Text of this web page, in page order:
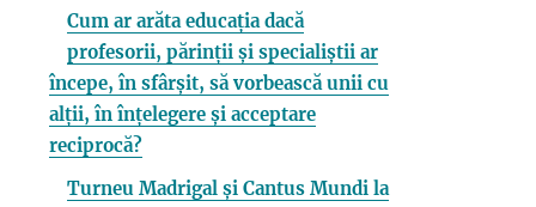
Cum ar arăta educația dacă
profesorii, părinții și specialiștii ar
începe, în sfârșit, să vorbească unii cu
alții, în înțelegere și acceptare
reciprocă?
Turneu Madrigal și Cantus Mundi la